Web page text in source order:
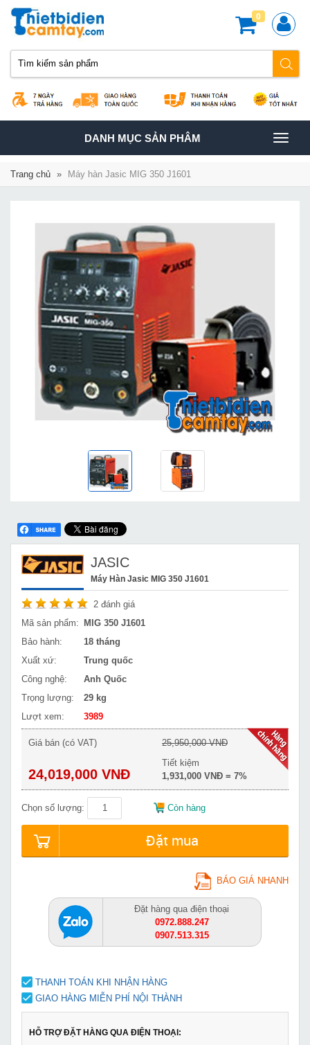
0
TOGGLE
NAVIGATION
DANH MỤC SẢN PHÂM
Trang chủ » Máy hàn Jasic MIG 350 J1601
JASIC
Máy Hàn Jasic MIG 350 J1601
2 đánh giá
Mã sản phẩm:
MIG 350 J1601
Bảo hành:
18 tháng
Xuất xứ:
Trung quốc
Công nghệ:
Anh Quốc
Trọng lượng:
29 kg
Lượt xem:
3989
Giá bán (có VAT)
24,019,000 VNĐ
25,950,000 VNĐ
Tiết kiệm
1,931,000 VNĐ = 7%
Chọn số lượng: Còn hàng
Đặt mua
BÁO GIÁ NHANH
Đặt hàng qua điện thoại
0972.888.247
0907.513.315
THANH TOÁN KHI NHẬN HÀNG
GIAO HÀNG MIỄN PHÍ NỘI THÀNH
HỖ TRỢ ĐẶT HÀNG QUA ĐIỆN THOẠI: